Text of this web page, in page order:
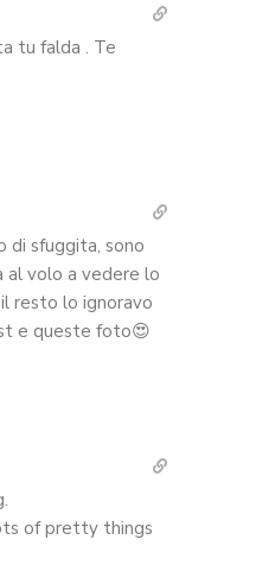
tu falda . Te
di sfuggita, sono
al volo a vedere lo
resto lo ignoravo
e queste foto😍
of pretty things